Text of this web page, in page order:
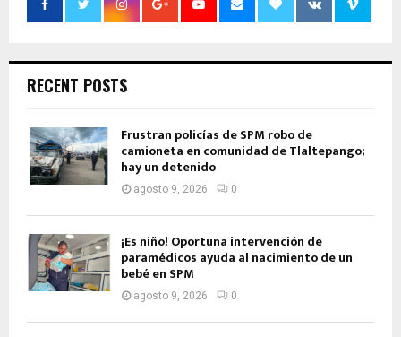
RECENT POSTS
Frustran policías de SPM robo de
camioneta en comunidad de Tlaltepango;
hay un detenido
agosto 9, 2026 0
¡Es niño! Oportuna intervención de
paramédicos ayuda al nacimiento de un
bebé en SPM
agosto 9, 2026 0